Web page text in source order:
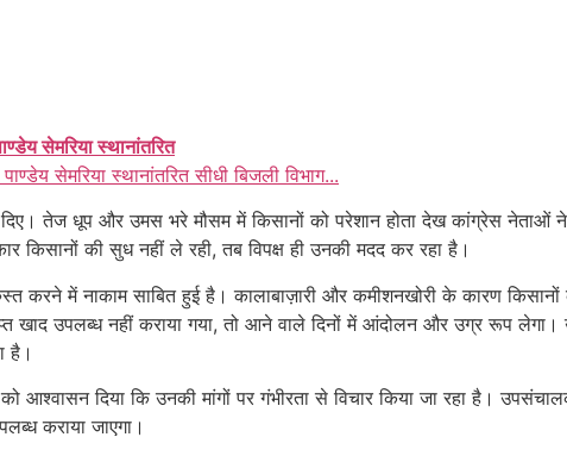
सेमरिया स्थानांतरित
सेमरिया स्थानांतरित सीधी बिजली विभाग...
तेज धूप और उमस भरे मौसम में किसानों को परेशान होता देख कांग्रेस नेताओं
की सुध नहीं ले रही, तब विपक्ष ही उनकी मदद कर रहा है।
में नाकाम साबित हुई है। कालाबाज़ारी और कमीशनखोरी के कारण
खाद उपलब्ध नहीं कराया गया, तो आने वाले दिनों में आंदोलन और उग्र रूप
है।
आश्वासन दिया कि उनकी मांगों पर गंभीरता से विचार किया जा रहा है।
कराया जाएगा।